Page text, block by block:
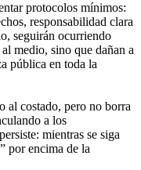
protocolos mínimos:
responsabilidad clara
seguirán ocurriendo
medio, sino que dañan a
pública en toda la
al costado, pero no borra
a los
mientras se siga
por encima de la